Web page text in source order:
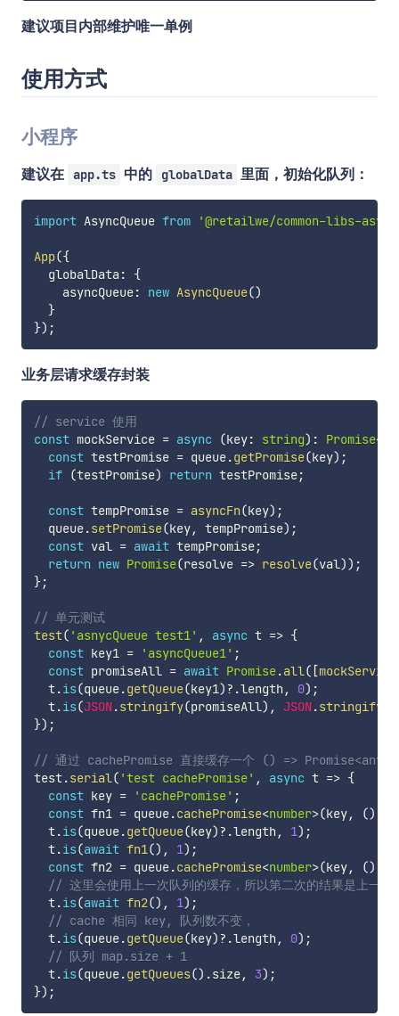
建议项目内部维护唯一单例
使用方式
小程序
建议在 app.ts 中的 globalData 里面，初始化队列：
import AsyncQueue from '@retailwe/common-libs-
App({
  globalData
:
{
    asyncQueue
: new AsyncQueue()
}
}) ;
业务层请求缓存封装
// service 使用
const mockService = async (key: string) : Promise<
const testPromise = queue.getPromise(key) ;
if (testPromise) return testPromise;
const tempPromise = asyncFn(key) ;
  queue
.setPromise(key, tempPromise) ;
const val = await tempPromise;
return new Promise(resolve => resolve(val)) ;
};
// 单元测试
test( 'asnycQueue test1' , async t => {
const key1 = 'asyncQueue1' ;
const promiseAll = await Promise.all( [mockService
  t
.is(queue.getQueue(key1)?.length , 0) ;
  t
.is(JSON.stringify(promiseAll) , JSON.stringify
}) ;
// 通过 cachePromise 直接缓存一个 () => Promise<any>
test.serial( 'test cachePromise' , async t => {
const key = 'cachePromise' ;
const fn1 = queue.cachePromise<number>(key, ()
  t
.is(queue.getQueue(key)?.length , 1) ;
  t
.is(await fn1() , 1) ;
const fn2 = queue.cachePromise<number>(key, ()
// 这里会使用上一次队列的缓存，所以第二次的结果是上一次
  t
.is(await fn2() , 1) ;
// cache 相同 key, 队列数不变，
  t
.is(queue.getQueue(key)?.length , 0) ;
// 队列 map.size + 1
  t
.is(queue.getQueues() .size, 3) ;
}) ;